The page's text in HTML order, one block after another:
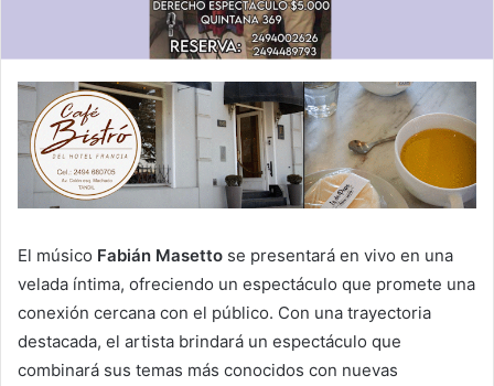
El músico Fabián Masetto se presentará en vivo en una
velada íntima, ofreciendo un espectáculo que promete una
conexión cercana con el público. Con una trayectoria
destacada, el artista brindará un espectáculo que
combinará sus temas más conocidos con nuevas